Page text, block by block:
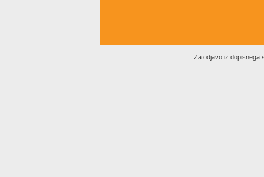
Za odjavo iz dopisnega